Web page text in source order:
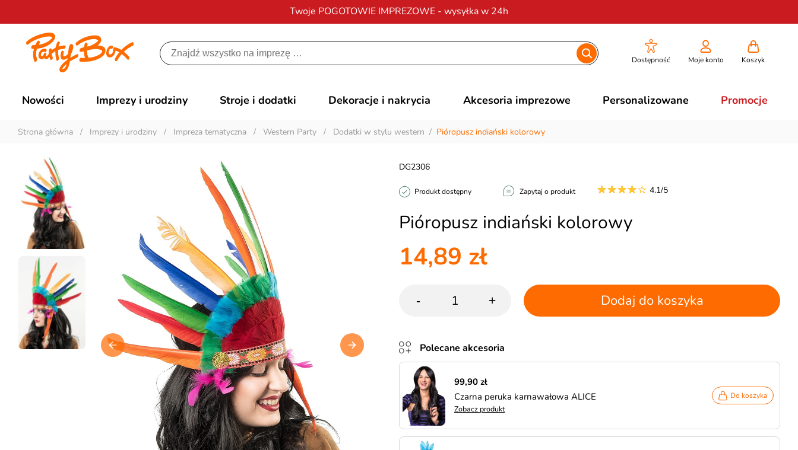
Twoje POGOTOWIE IMPREZOWE - wysyłka w 24h
Darmowa dostawana zamówienia od 200 zł
Dostępność Moje konto Koszyk
Nowości Imprezy i urodziny Stroje i dodatki Dekoracje i nakrycia Akcesoria imprezowe Personalizowane Promocje
Strona główna / Imprezy i urodziny / Impreza tematyczna / Western Party / Dodatki w stylu western / Pióropusz indiański kolorowy
Pióropusz indiański kolorowy
DG2306
Produkt dostępny Zapytaj o produkt 4.1/5
14,89 zł
- + Dodaj do koszyka
Polecane akcesoria
99,90 zł
Czarna peruka karnawałowa ALICE
Zobacz produkt
Do koszyka